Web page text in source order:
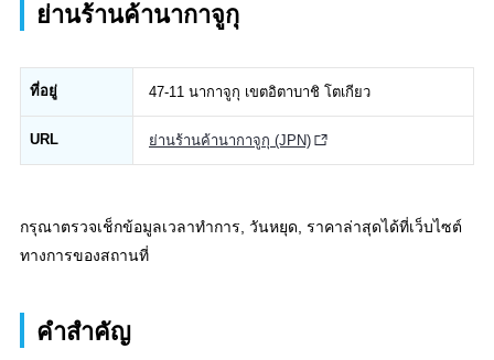
ย่านร้านค้านากาจูกุ
ที่อยู่ 47-11 นากาจูกุ เขตอิตาบาชิ โตเกียว
URL ย่านร้านค้านากาจูกุ (JPN)
กรุณาตรวจเช็กข้อมูลเวลาทำการ, วันหยุด, ราคาล่าสุดได้ที่เว็บไซต์
ทางการของสถานที่
คำสำคัญ